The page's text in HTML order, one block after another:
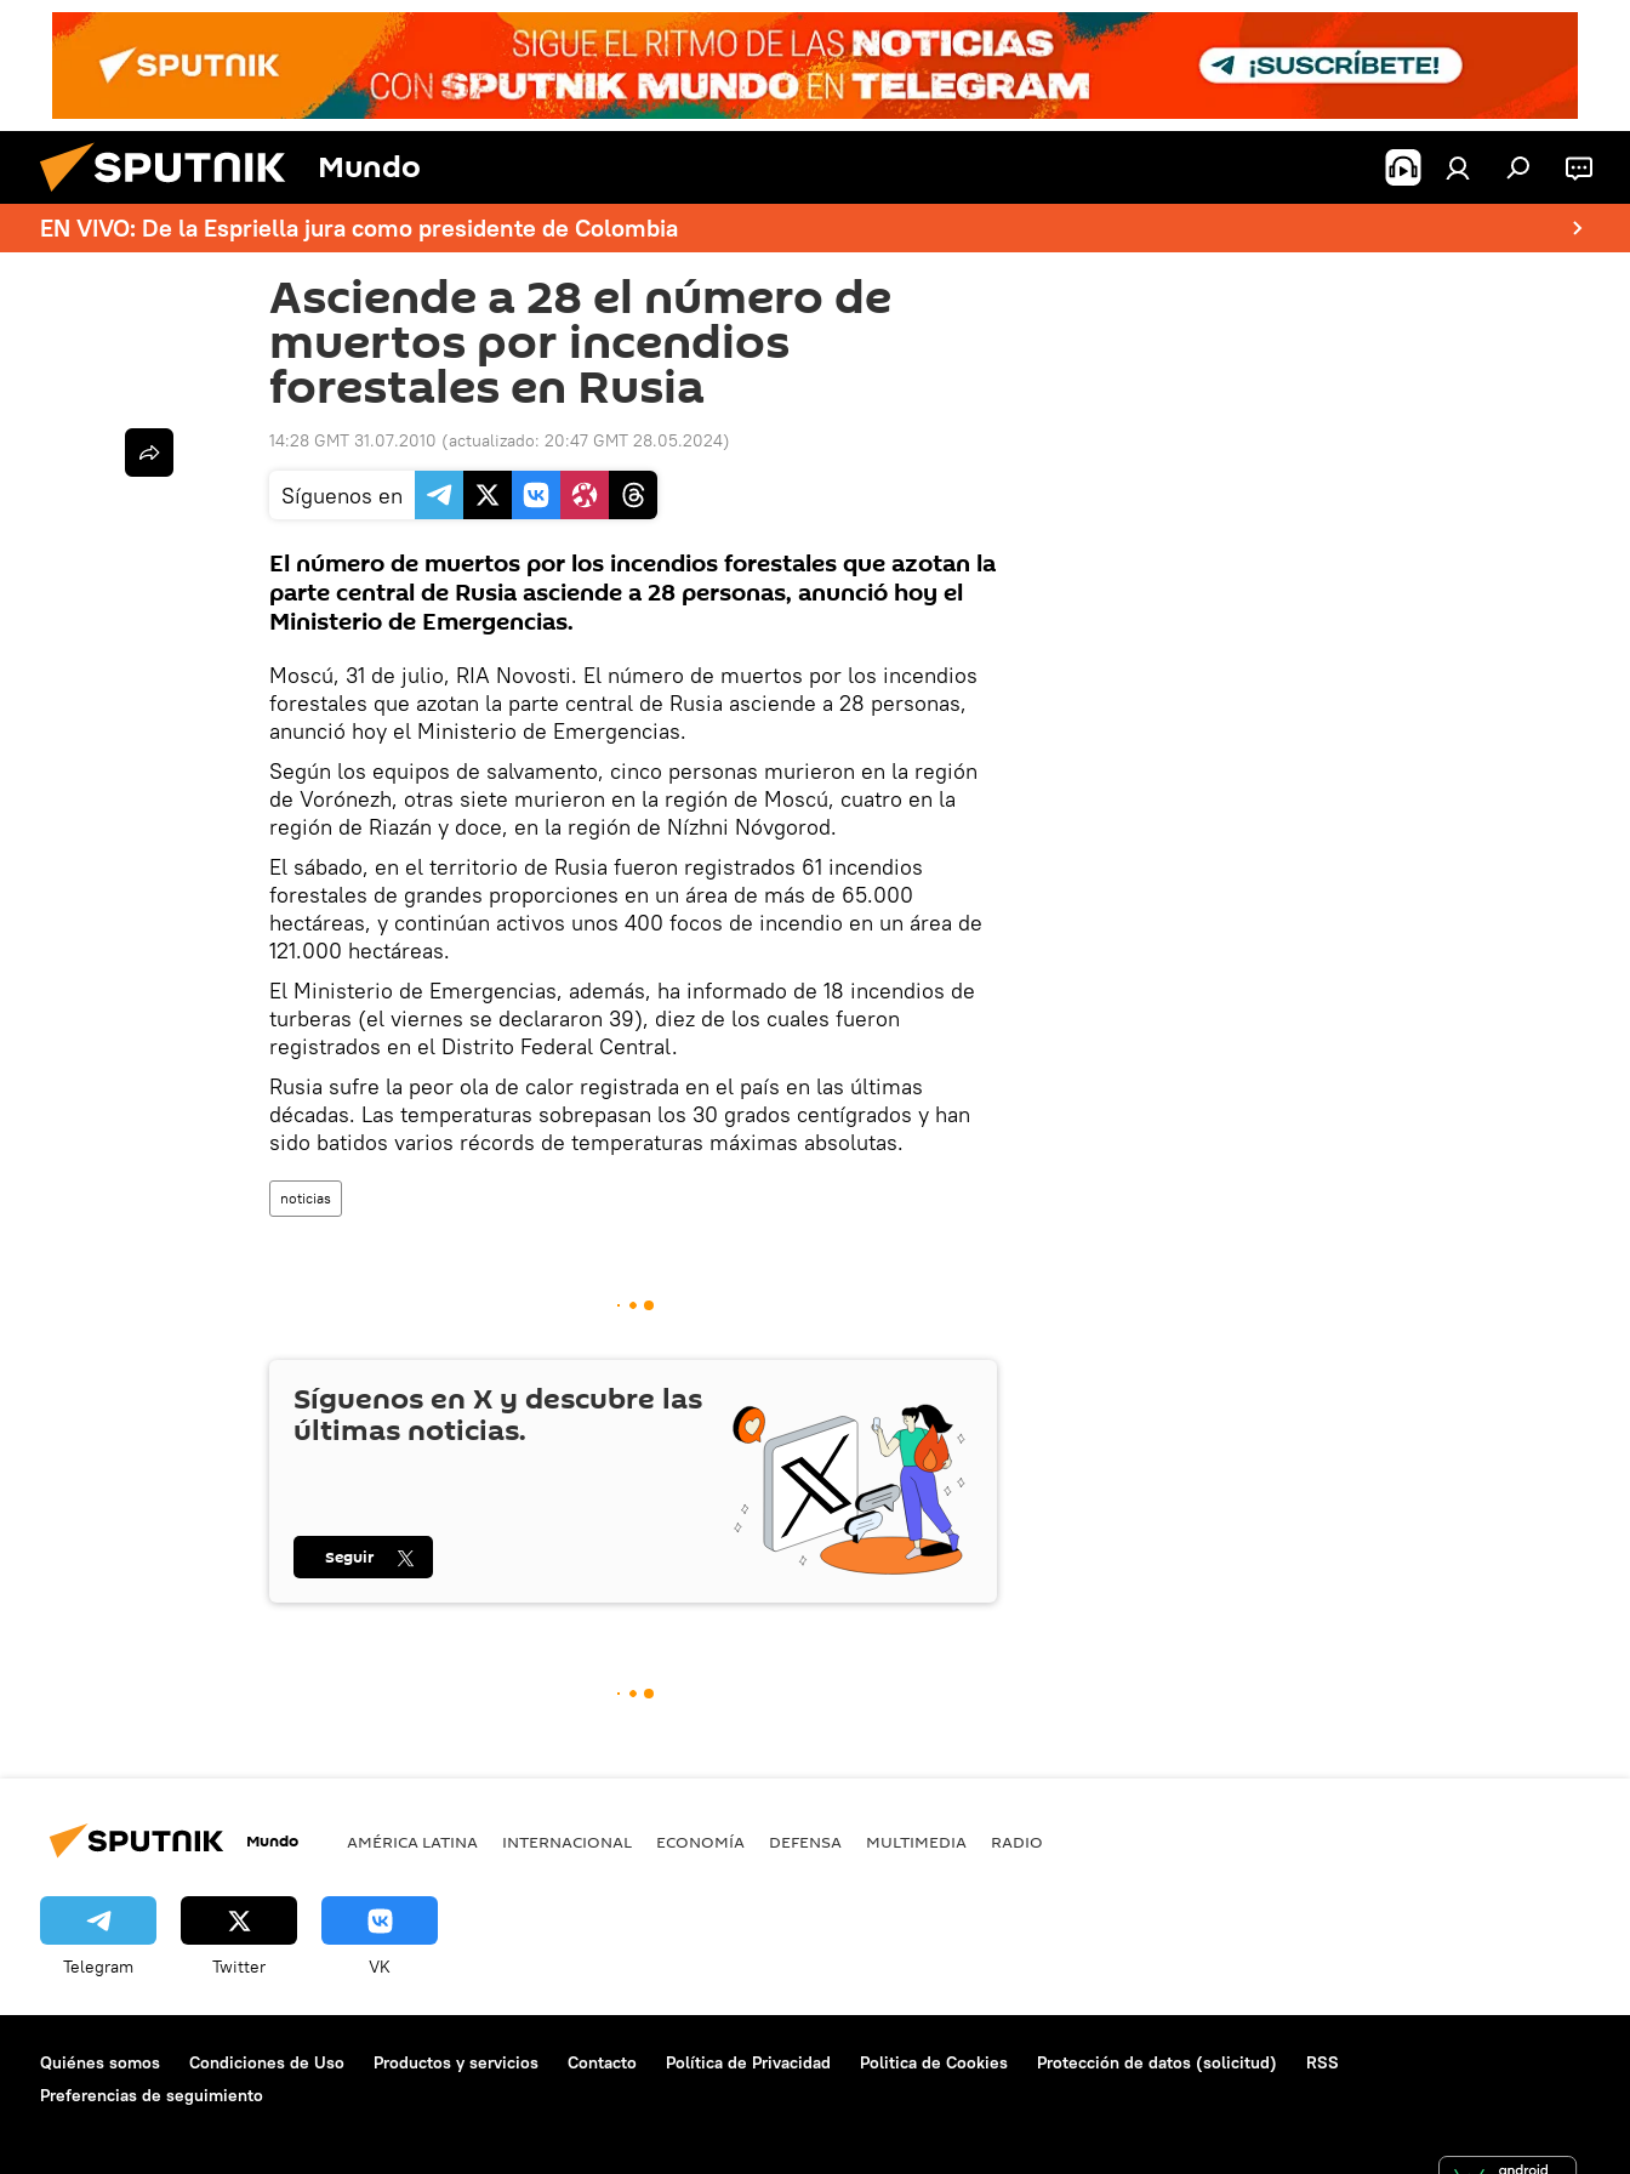
Mundo
EN VIVO: De la Espriella jura como presidente de Colombia
Asciende a 28 el número de
muertos por incendios
forestales en Rusia
14:28 GMT 31.07.2010 (actualizado: 20:47 GMT 28.05.2024)
Síguenos en
El número de muertos por los incendios forestales que azotan la
parte central de Rusia asciende a 28 personas, anunció hoy el
Ministerio de Emergencias.
Moscú, 31 de julio, RIA Novosti. El número de muertos por los incendios
forestales que azotan la parte central de Rusia asciende a 28 personas,
anunció hoy el Ministerio de Emergencias.
Según los equipos de salvamento, cinco personas murieron en la región
de Vorónezh, otras siete murieron en la región de Moscú, cuatro en la
región de Riazán y doce, en la región de Nízhni Nóvgorod.
El sábado, en el territorio de Rusia fueron registrados 61 incendios
forestales de grandes proporciones en un área de más de 65.000
hectáreas, y continúan activos unos 400 focos de incendio en un área de
121.000 hectáreas.
El Ministerio de Emergencias, además, ha informado de 18 incendios de
turberas (el viernes se declararon 39), diez de los cuales fueron
registrados en el Distrito Federal Central.
Rusia sufre la peor ola de calor registrada en el país en las últimas
décadas. Las temperaturas sobrepasan los 30 grados centígrados y han
sido batidos varios récords de temperaturas máximas absolutas.
noticias
Síguenos en X y descubre las
últimas noticias.
Seguir
Mundo AMÉRICA LATINA INTERNACIONAL ECONOMÍA DEFENSA MULTIMEDIA RADIO
Telegram Twitter VK
Quiénes somos Condiciones de Uso Productos y servicios Contacto Política de Privacidad Politica de Cookies Protección de datos (solicitud)
RSS
Preferencias de seguimiento